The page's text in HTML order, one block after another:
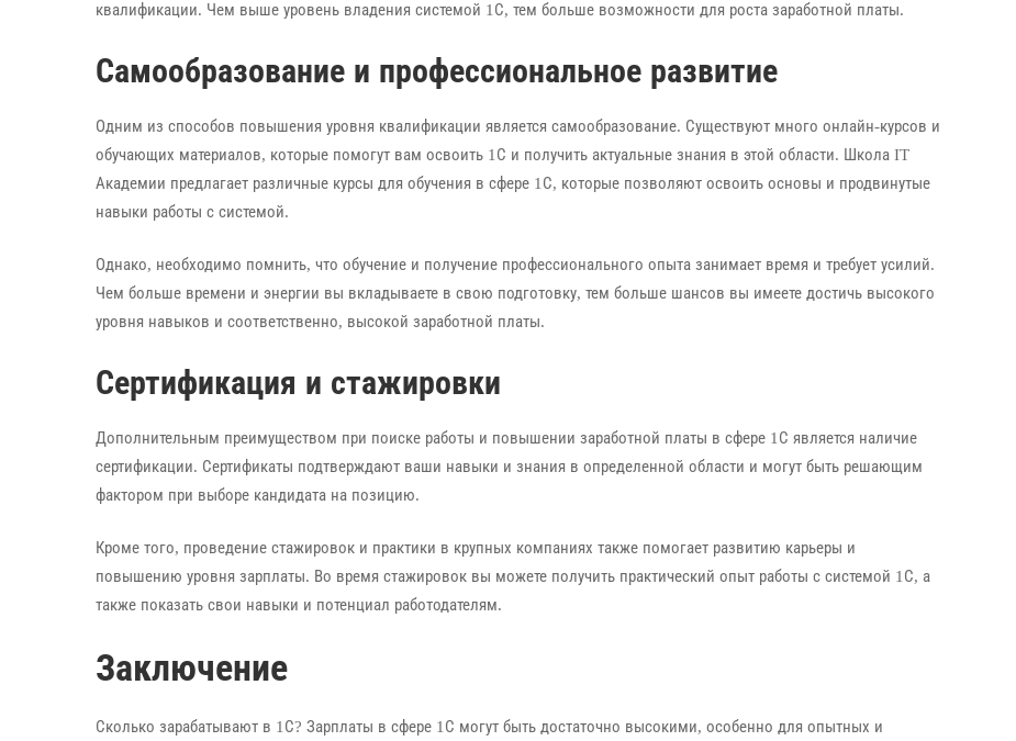
квалификации. Чем выше уровень владения системой 1С, тем больше возможности для роста заработной платы.
Самообразование и профессиональное развитие
Одним из способов повышения уровня квалификации является самообразование. Существуют много онлайн-курсов и
обучающих материалов, которые помогут вам освоить 1С и получить актуальные знания в этой области. Школа IT
Академии предлагает различные курсы для обучения в сфере 1С, которые позволяют освоить основы и продвинутые
навыки работы с системой.
Однако, необходимо помнить, что обучение и получение профессионального опыта занимает время и требует усилий.
Чем больше времени и энергии вы вкладываете в свою подготовку, тем больше шансов вы имеете достичь высокого
уровня навыков и соответственно, высокой заработной платы.
Сертификация и стажировки
Дополнительным преимуществом при поиске работы и повышении заработной платы в сфере 1С является наличие
сертификации. Сертификаты подтверждают ваши навыки и знания в определенной области и могут быть решающим
фактором при выборе кандидата на позицию.
Кроме того, проведение стажировок и практики в крупных компаниях также помогает развитию карьеры и
повышению уровня зарплаты. Во время стажировок вы можете получить практический опыт работы с системой 1С, а
также показать свои навыки и потенциал работодателям.
Заключение
Сколько зарабатывают в 1С? Зарплаты в сфере 1С могут быть достаточно высокими, особенно для опытных и